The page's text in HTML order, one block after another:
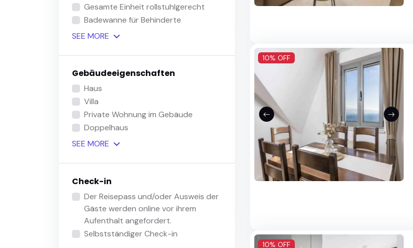
Gesamte Einheit rollstuhlgerecht
Badewanne für Behinderte
SEE MORE
Gebäudeeigenschaften
Haus
Villa
Private Wohnung im Gebäude
Doppelhaus
SEE MORE
Check-in
Der Reisepass und/oder Ausweis der
Gäste werden online vor ihrem
Aufenthalt angefordert.
Selbstständiger Check-in
Dusche
10% OFF
Badezimmer
Dusche
10% OFF